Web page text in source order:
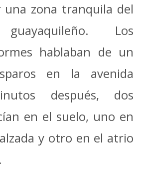
una zona tranquila del
Los
hablaban de un
en la avenida
después, dos
en el suelo, uno en
y otro en el atrio